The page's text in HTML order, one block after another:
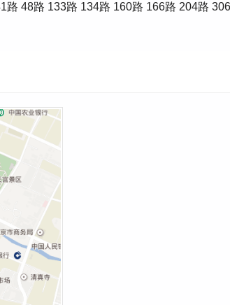
48路 133路 134路 160路 166路 204路